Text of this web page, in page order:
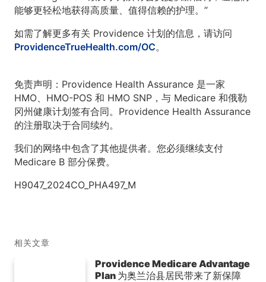
能够更轻松地获得高质量、值得信赖的护理。”
如需了解更多有关 Providence 计划的信息，请访问
ProvidenceTrueHealth.com/OC。
免责声明：Providence Health Assurance 是一家
HMO、HMO-POS 和 HMO SNP，与 Medicare 和俄勒
冈州健康计划签有合同。Providence Health Assurance
的注册取决于合同续约。
我们的网络中包含了其他提供者。您必须继续支付
Medicare B 部分保费。
H9047_2024CO_PHA497_M
相关文章
Providence Medicare Advantage
Plan 为奥兰治县居民带来了新保障